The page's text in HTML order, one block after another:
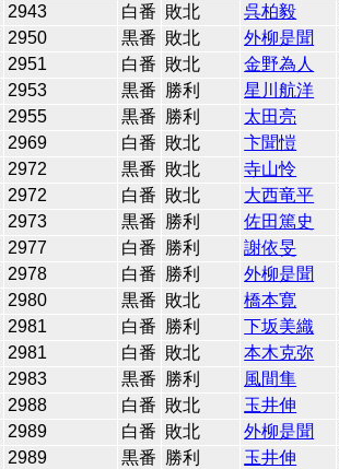
2943 白番 敗北 呉柏毅
2950 黒番 敗北 外柳是聞
2951 白番 敗北 金野為人
2953 黒番 勝利 星川航洋
2955 黒番 勝利 太田亮
2969 白番 敗北 卞聞愷
2972 黒番 敗北 寺山怜
2972 白番 敗北 大西竜平
2973 黒番 勝利 佐田篤史
2977 白番 勝利 謝依旻
2978 白番 勝利 外柳是聞
2980 黒番 敗北 橋本寛
2981 白番 勝利 下坂美織
2981 白番 敗北 本木克弥
2983 黒番 勝利 風間隼
2988 白番 敗北 玉井伸
2989 白番 敗北 外柳是聞
2989 黒番 勝利 玉井伸